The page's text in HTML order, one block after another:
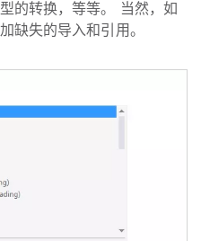
的转换，等等。 当然，如
缺失的导入和引用。